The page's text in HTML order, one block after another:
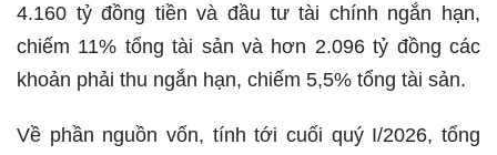
4.160 tỷ đồng tiền và đầu tư tài chính ngắn hạn,
chiếm 11% tổng tài sản và hơn 2.096 tỷ đồng các
khoản phải thu ngắn hạn, chiếm 5,5% tổng tài sản.
Về phần nguồn vốn, tính tới cuối quý I/2026, tổng